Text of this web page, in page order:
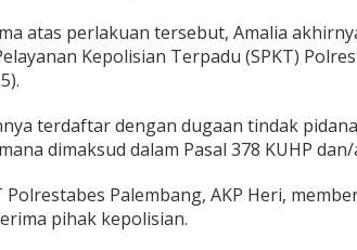
atas perlakuan tersebut, Amalia
Kepolisian Terpadu (SPKT)
terdaftar dengan dugaan tindak
dimaksud dalam Pasal 378 KUHP
Polrestabes Palembang, AKP Heri,
pihak kepolisian.